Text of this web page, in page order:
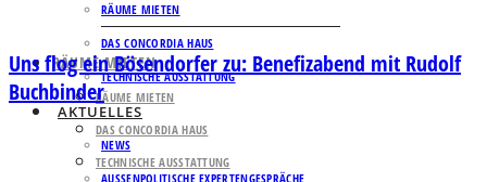
RÄUME MIETEN
DAS CONCORDIA HAUS
TECHNISCHE AUSSTATTUNG
AKTUELLES
NEWS
AUSSENPOLITISCHE EXPERTENGESPRÄCHE
RÄUME MIETEN
RÄUME MIETEN
DAS CONCORDIA HAUS
TECHNISCHE AUSSTATTUNG
Uns flog ein Bösendorfer zu: Benefizabend mit Rudolf
Buchbinder